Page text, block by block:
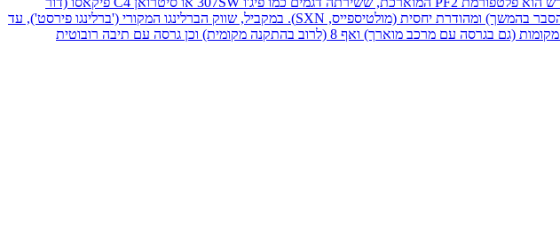
ראשון). שיווק הדור השני של ברלינגו בישראל החל בתחילת 2009 רק בגרסה חזקה (90 כ"ס, למרות רישום של 92 כ"ס, הסבר בהמשך) ומהודרת יחסית (מולטיספייס, SXN). במקביל, שווק הברלינגו המקורי ('ברלינגו פירסט'), עד
2011. מתחילת 2012 הוצע גם הדור השני של ברלינגו בגרסה בסיסית, עם 75 כ"ס. לאורך השנים התווספו גרסאות עם 7 מקומות (גם בגרסה עם מרכב מוארך) ואף 8 (לרוב בהתקנה מקומית) וכן גרסה עם תיבה רובוטית